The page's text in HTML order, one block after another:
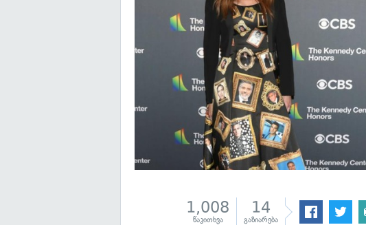
1,008
წაკითხვა
14
გაზიარება